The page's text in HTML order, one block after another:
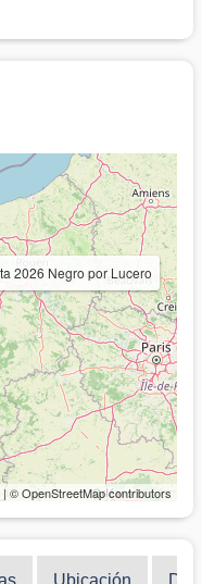
2026 Negro por Lucero
| © OpenStreetMap contributors
Ubicación